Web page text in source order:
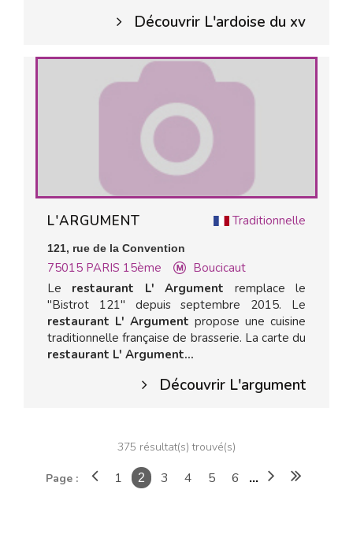
Découvrir L'ardoise du xv
Traditionnelle
L'ARGUMENT
121, rue de la Convention
75015 PARIS 15ème
Boucicaut
Le restaurant L' Argument remplace le
"Bistrot 121" depuis septembre 2015. Le
restaurant L' Argument propose une cuisine
traditionnelle française de brasserie. La carte du
restaurant L' Argument...
Découvrir L'argument
375 résultat(s) trouvé(s)
Page : 1 2 3 4 5 6 ...